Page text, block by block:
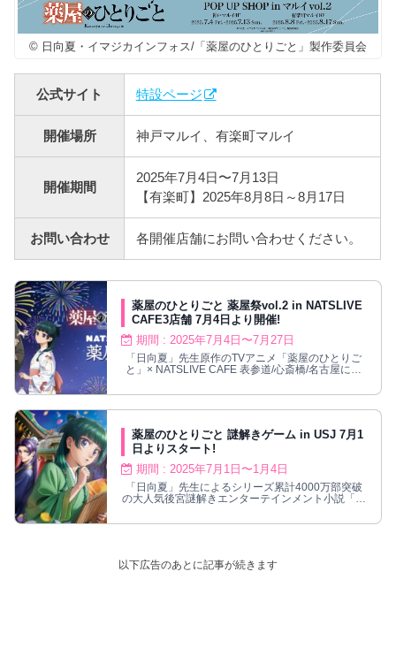
© 日向夏・イマジカインフォス/「薬屋のひとりごと」製作委員会
公式サイト 特設ページ
開催場所 神戸マルイ、有楽町マルイ
開催期間
2025年7月4日〜7月13日
【有楽町】2025年8月8日～8月17日
お問い合わせ 各開催店舗にお問い合わせください。
薬屋のひとりごと 薬屋祭vol.2 in NATSLIVE
CAFE3店舗 7月4日より開催!
期間 : 2025年7月4日〜7月27日
「日向夏」先生原作のTVアニメ「薬屋のひとりご
と」× NATSLIVE CAFE 表参道/心斎橋/名古屋にて
される。作品の世界観やキャラクターをイメージし
登場!
薬屋のひとりごと 謎解きゲーム in USJ 7月1
日よりスタート!
期間 : 2025年7月1日〜1月4日
「日向夏」先生によるシリーズ累計4000万部突破
の大人気後宮謎解きエンターテインメント小説「薬
パンのコラボ企画『薬屋のひとりごと ミステリ
以下広告のあとに記事が続きます